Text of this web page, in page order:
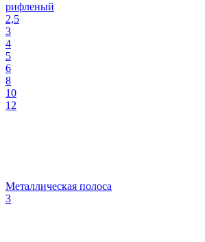
рифленый
2,5
3
4
5
6
8
10
12
Металлическая полоса
3